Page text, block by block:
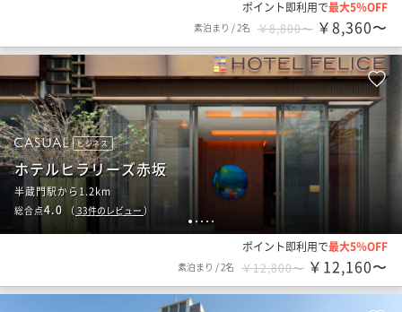
ポイント即利用で最大5％OFF
素泊まり /2名 ￥8,800〜 ￥8,360〜
1 2 3 4 5
ビジネス
ホテルヒラリーズ赤坂
半蔵門駅から1.2km
総合点4.0 （ 33件のレビュー）
ポイント即利用で最大5％OFF
素泊まり /2名 ￥12,800〜 ￥12,160〜